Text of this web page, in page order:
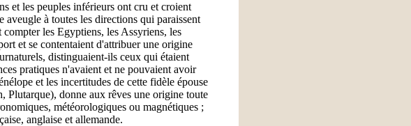
et les peuples inférieurs ont cru et croient
aveugle à toutes les directions qui paraissent
les Egyptiens, les Assyriens, les
et se contentaient d'attribuer une origine
distinguaient-ils ceux qui étaient
pratiques n'avaient et ne pouvaient avoir
et les incertitudes de cette fidèle épouse
donne aux rêves une origine toute
météorologiques ou magnétiques ;
anglaise et allemande.